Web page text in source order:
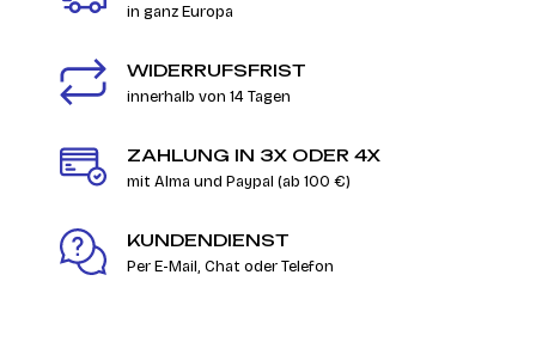
in ganz Europa
WIDERRUFSFRIST
innerhalb von 14 Tagen
ZAHLUNG IN 3X ODER 4X
mit Alma und Paypal (ab 100 €)
KUNDENDIENST
Per E-Mail, Chat oder Telefon